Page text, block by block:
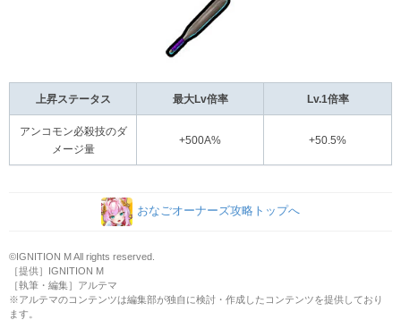
上昇ステータス 最大Lv倍率 Lv.1倍率
アンコモン必殺技のダ
メージ量
+500A% +50.5%
おなごオーナーズ攻略トップへ
©IGNITION M All rights reserved.
［提供］IGNITION M
［執筆・編集］アルテマ
※アルテマのコンテンツは編集部が独自に検討・作成したコンテンツを提供しており
ます。